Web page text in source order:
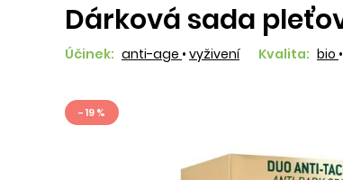
Dárková sada
Účinek: anti-age • vyživení Kvalita: bio •
- 19 %